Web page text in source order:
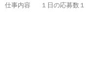
仕事内容 １日の応募数１